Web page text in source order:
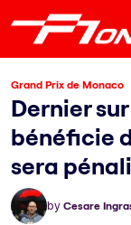
Grand Prix de Monaco
Dernier
bénéficie
sera
by Cesare